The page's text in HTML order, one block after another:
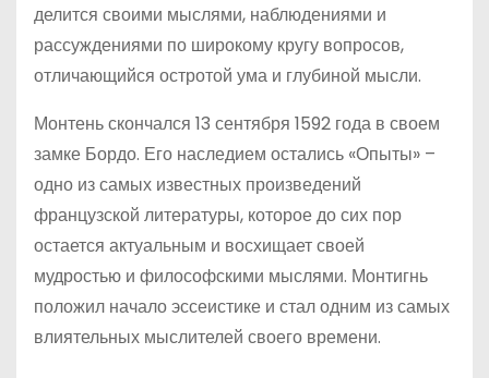
делится своими мыслями, наблюдениями и
рассуждениями по широкому кругу вопросов,
отличающийся остротой ума и глубиной мысли.
Монтень скончался 13 сентября 1592 года в своем
замке Бордо. Его наследием остались «Опыты» –
одно из самых известных произведений
французской литературы, которое до сих пор
остается актуальным и восхищает своей
мудростью и философскими мыслями. Монтигнь
положил начало эссеистике и стал одним из самых
влиятельных мыслителей своего времени.